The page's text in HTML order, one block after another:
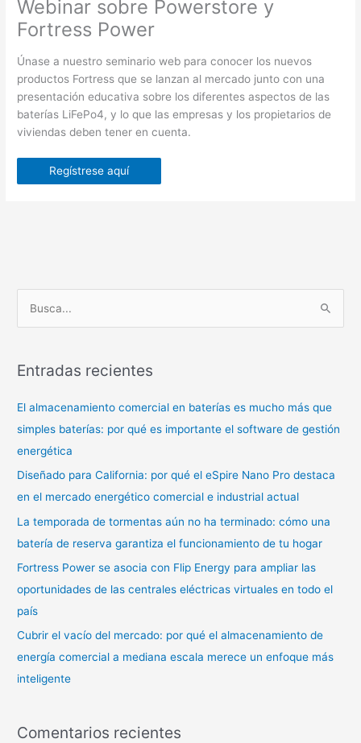
Webinar sobre Powerstore y
Fortress Power
Únase a nuestro seminario web para conocer los nuevos
productos Fortress que se lanzan al mercado junto con una
presentación educativa sobre los diferentes aspectos de las
baterías LiFePo4, y lo que las empresas y los propietarios de
viviendas deben tener en cuenta.
Regístrese aquí
c
Entradas recientes
El almacenamiento comercial en baterías es mucho más que
simples baterías: por qué es importante el software de gestión
energética
Diseñado para California: por qué el eSpire Nano Pro destaca
en el mercado energético comercial e industrial actual
La temporada de tormentas aún no ha terminado: cómo una
batería de reserva garantiza el funcionamiento de tu hogar
Fortress Power se asocia con Flip Energy para ampliar las
oportunidades de las centrales eléctricas virtuales en todo el
país
Cubrir el vacío del mercado: por qué el almacenamiento de
energía comercial a mediana escala merece un enfoque más
inteligente
Comentarios recientes